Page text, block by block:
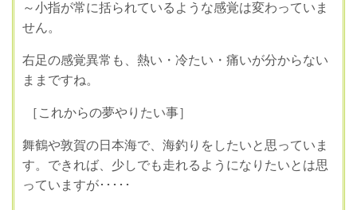
～小指が常に括られているような感覚は変わっていま
せん。
右足の感覚異常も、熱い・冷たい・痛いが分からない
ままですね。
［ これからの夢やりたい事］
舞鶴や敦賀の日本海で、海釣りをしたいと思っていま
す。 できれば、少しでも走れるようになりたいとは思
っていますが･････